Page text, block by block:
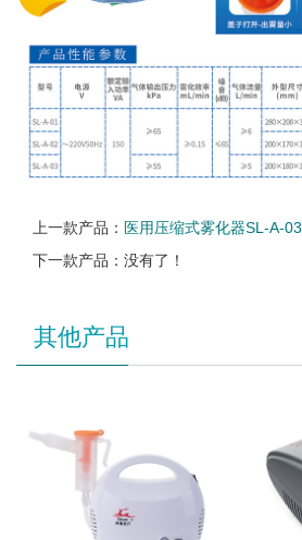
上一款产品： 医用压缩式雾化器SL-A-03
下一款产品：没有了！
其他产品